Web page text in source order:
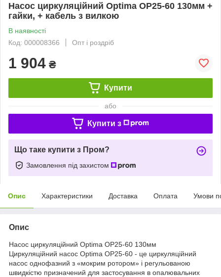
Насос циркуляційний Optima OP25-60 130мм +
гайки, + кабель з вилкою
В наявності
Код: 000008366
Опт і роздріб
1 904 ₴
Купити
або
Купити з
Що таке купити з Пром?
Замовлення під захистом
Опис Характеристики Доставка Оплата Умови
Опис
Насос циркуляційний Optima OP25-60 130мм
Циркуляційний насос Optima OP25-60 - це циркуляційний
насос однофазний з «мокрим ротором» і регульованою
швидкістю призначений для застосування в опалювальних